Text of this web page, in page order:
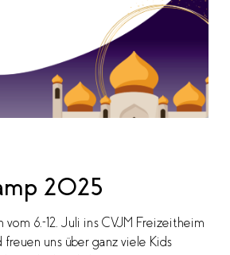
2025
vom 6.-12. Juli ins CVJM Freizeitheim
freuen uns über ganz viele Kids